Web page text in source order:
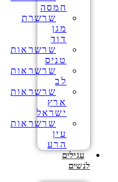
חמסה
שרשרת
מגן
דוד
שרשראות
טניס
שרשראות
לב
שרשראות
ארץ
ישראל
שרשראות
עין
הרע
עגילים
לנשים